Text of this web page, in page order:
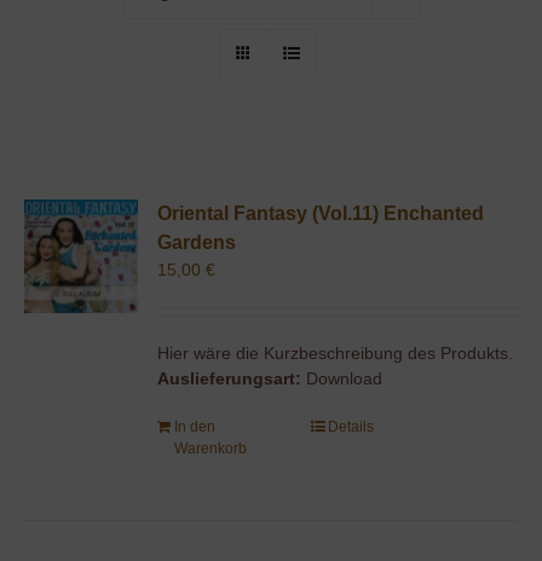
Oriental Fantasy (Vol.11) Enchanted
Gardens
15,00€
Hier wäre die Kurzbeschreibung des Produkts.
Auslieferungsart: Download
In den
Warenkorb
Details